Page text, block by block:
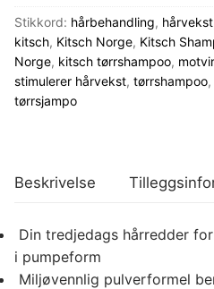
Stikkord: hårbehandling, hårvekst
kitsch, Kitsch Norge, Kitsch
Norge, kitsch tørrshampoo,
stimulerer hårvekst, tørrshampoo,
tørrsjampo
Beskrivelse
Din tredjedags hårredder
i pumpeform
Miljøvennlig pulverformel